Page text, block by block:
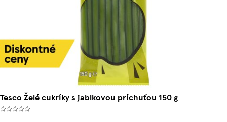
Tesco Želé cukríky s jablkovou príchuťou 150 g